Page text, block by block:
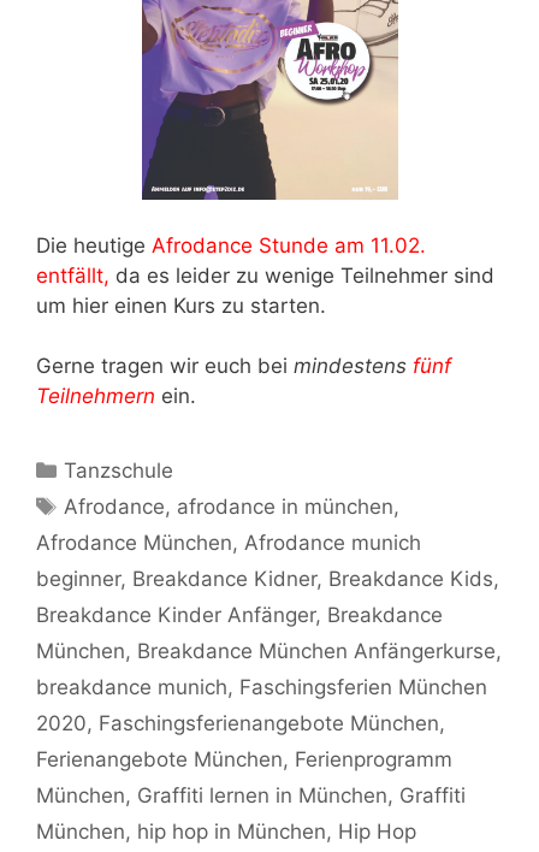
Die heutige Afrodance Stunde am 11.02.
entfällt, da es leider zu wenige Teilnehmer sind
um hier einen Kurs zu starten.
Gerne tragen wir euch bei mindestens fünf
Teilnehmern ein.
Kategorien
Tanzschule
Schlagwörter
Afrodance, afrodance in münchen,
Afrodance München, Afrodance munich
beginner, Breakdance Kidner, Breakdance Kids,
Breakdance Kinder Anfänger, Breakdance
München, Breakdance München Anfängerkurse,
breakdance munich, Faschingsferien München
2020, Faschingsferienangebote München,
Ferienangebote München, Ferienprogramm
München, Graffiti lernen in München, Graffiti
München, hip hop in München, Hip Hop